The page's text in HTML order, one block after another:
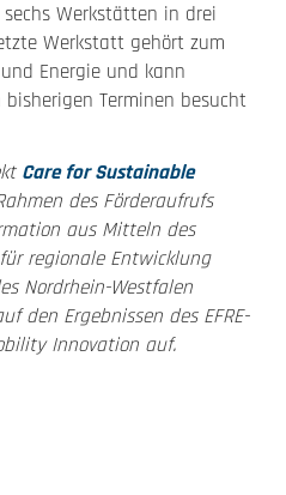
Werkstätten in drei
Werkstatt gehört zum
Energie und kann
Terminen besucht
Care for Sustainable
des Förderaufrufs
aus Mitteln des
regionale Entwicklung
Nordrhein-Westfalen
den Ergebnissen des EFRE-
Innovation auf.